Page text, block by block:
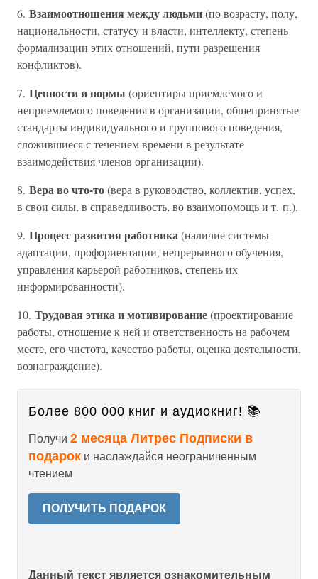
6. Взаимоотношения между людьми(по возрасту, полу,
национальности, статусу и власти, интеллекту, степень
формализации этих отношений, пути разрешения
конфликтов).
7. Ценности и нормы (ориентиры приемлемого и
неприемлемого поведения в организации, общепринятые
стандарты индивидуального и группового поведения,
сложившиеся с течением времени в результате
взаимодействия членов организации).
8. Вера во что-то(вера в руководство, коллектив, успех,
в свои силы, в справедливость, во взаимопомощь и т. п.).
9. Процесс развития работника(наличие системы
адаптации, профориентации, непрерывного обучения,
управления карьерой работников, степень их
информированности).
10. Трудовая этика и мотивирование(проектирование
работы, отношение к ней и ответственность на рабочем
месте, его чистота, качество работы, оценка деятельности,
вознаграждение).
Более 800 000 книг и аудиокниг! 📚
Получи 2 месяца Литрес Подписки в
подарок и наслаждайся неограниченным
чтением
ПОЛУЧИТЬ ПОДАРОК
Данный текст является ознакомительным